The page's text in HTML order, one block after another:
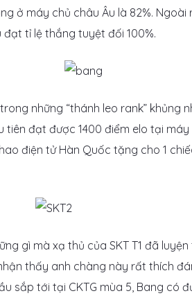
ở máy chủ châu Âu là 82%.
tỉ lệ thắng tuyệt đối 100%.
những “thánh leo rank” khủng
tiên đạt được 1400 điểm elo tại
điện tử Hàn Quốc tặng cho 1
gì mà xạ thủ của SKT T1 đã
thấy anh chàng này rất thích
sắp tới tại CKTG mùa 5, Bang có